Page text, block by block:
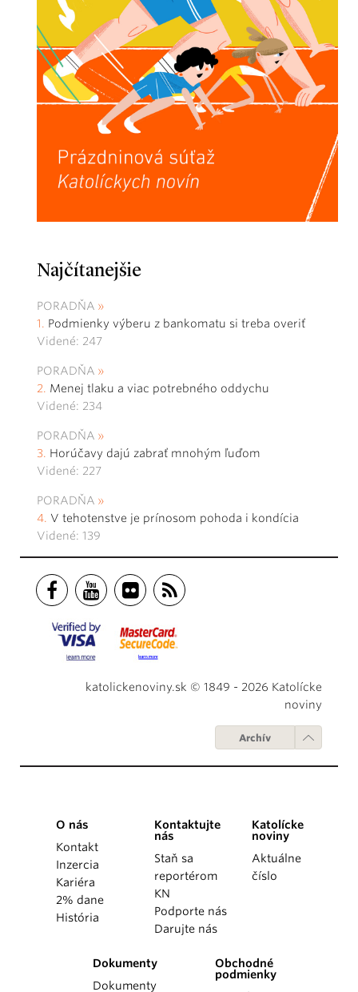
Najčítanejšie
PORADŇA
Podmienky výberu z bankomatu si treba overiť
Videné: 247
PORADŇA
Menej tlaku a viac potrebného oddychu
Videné: 234
PORADŇA
Horúčavy dajú zabrať mnohým ľuďom
Videné: 227
PORADŇA
V tehotenstve je prínosom pohoda i kondícia
Videné: 139
katolickenoviny.sk © 1849 - 2026 Katolícke
noviny
Archív
O nás
Kontakt
Inzercia
Kariéra
2% dane
História
Kontaktujte
nás
Staň sa
reportérom
KN
Podporte nás
Darujte nás
Katolícke
noviny
Aktuálne
číslo
Dokumenty
Dokumenty
Obchodné
podmienky